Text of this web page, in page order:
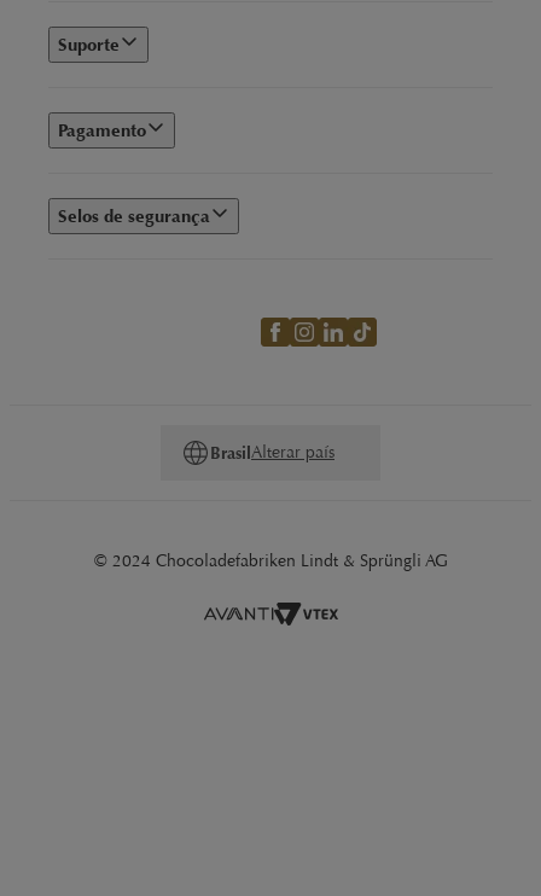
Suporte
Pagamento
Selos de segurança
BrasilAlterar país
© 2024 Chocoladefabriken Lindt & Sprüngli AG